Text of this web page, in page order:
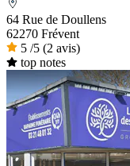
64 Rue de Doullens
62270 Frévent
5 /5 (2 avis)
top notes